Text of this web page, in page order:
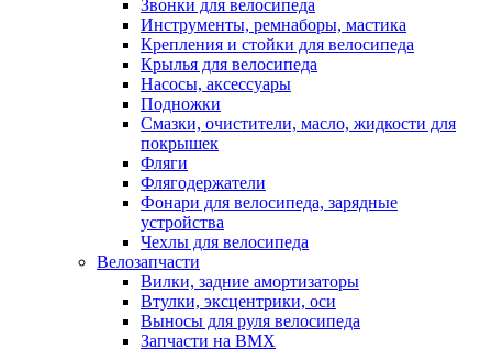
Звонки для велосипеда
Инструменты, ремнаборы, мастика
Крепления и стойки для велосипеда
Крылья для велосипеда
Насосы, аксессуары
Подножки
Смазки, очистители, масло, жидкости для
покрышек
Фляги
Флягодержатели
Фонари для велосипеда, зарядные
устройства
Чехлы для велосипеда
Велозапчасти
Вилки, задние амортизаторы
Втулки, эксцентрики, оси
Выносы для руля велосипеда
Запчасти на BMX